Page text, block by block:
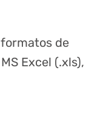
de
Excel (.xls),